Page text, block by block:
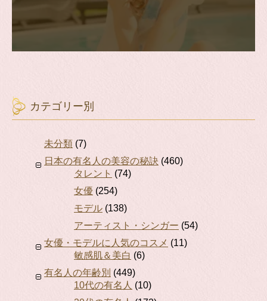
カテゴリー別
未分類 (7)
日本の有名人の美容の秘訣 (460)
タレント (74)
女優 (254)
モデル (138)
アーティスト・シンガー (54)
女優・モデルに人気のコスメ (11)
敏感肌＆美白 (6)
有名人の年齢別 (449)
10代の有名人 (10)